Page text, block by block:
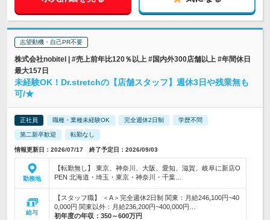
志望動機・自己PR不要
株式会社nobitel | #売上前年比120％以上 #国内外300店舗以上 #年間休日
最大157日
未経験OK！Dr.stretchの【店舗スタッフ】週休3日や残業無も
可/★
正社員 職種・業種未経験OK 完全週休2日制 学歴不問
第二新卒歓迎 転勤なし
情報更新日：2026/07/17 終了予定日：2026/09/03
勤務地
【転勤無し】 東京、神奈川、大阪、愛知、滋賀、岐阜に新店O
PEN 北海道・埼玉・東京・神奈川・千葉…
給与
【スタッフ職】 ＜A＞完全週休2日制 関東：月給246,100円~40
0,000円 関東以外：月給236,200円~400,000円…
初年度の年収： 350～600万円